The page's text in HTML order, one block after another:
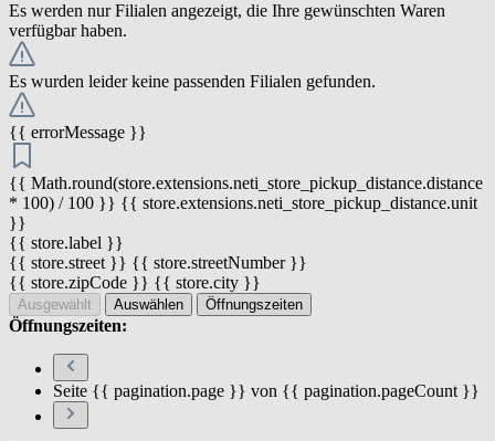
Es werden nur Filialen angezeigt, die Ihre gewünschten Waren
verfügbar haben.
Es wurden leider keine passenden Filialen gefunden.
{{ errorMessage }}
{{ Math.round(store.extensions.neti_store_pickup_distance.distance
* 100) / 100 }} {{ store.extensions.neti_store_pickup_distance.unit
}}
{{ store.label }}
{{ store.street }} {{ store.streetNumber }}
{{ store.zipCode }} {{ store.city }}
Ausgewählt Auswählen Öffnungszeiten
Öffnungszeiten:
Seite {{ pagination.page }} von {{ pagination.pageCount }}